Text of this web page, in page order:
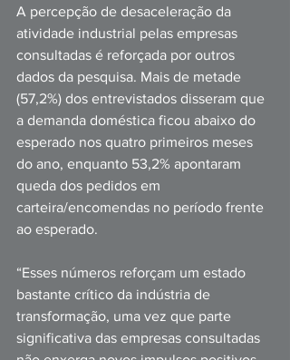
A percepção de desaceleração da
atividade industrial pelas empresas
consultadas é reforçada por outros
dados da pesquisa. Mais de metade
(57,2%) dos entrevistados disseram que
a demanda doméstica ficou abaixo do
esperado nos quatro primeiros meses
do ano, enquanto 53,2% apontaram
queda dos pedidos em
carteira/encomendas no período frente
ao esperado.
“Esses números reforçam um estado
bastante crítico da indústria de
transformação, uma vez que parte
significativa das empresas consultadas